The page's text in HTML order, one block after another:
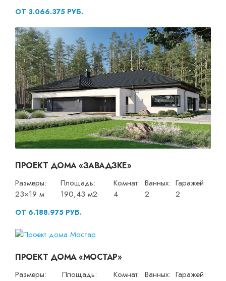
ОТ 3.066.375 РУБ.
ПРОЕКТ ДОМА «ЗАВАДЗКЕ»
Размеры:
23×19 м
Площадь:
190,43 м2
Комнат:
4
Ванных:
2
Гаражей:
2
ОТ 6.188.975 РУБ.
ПРОЕКТ ДОМА «МОСТАР»
Размеры:
Площадь:
Комнат: Ванных: Гаражей: